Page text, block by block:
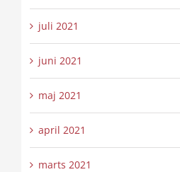
juli 2021
juni 2021
maj 2021
april 2021
marts 2021